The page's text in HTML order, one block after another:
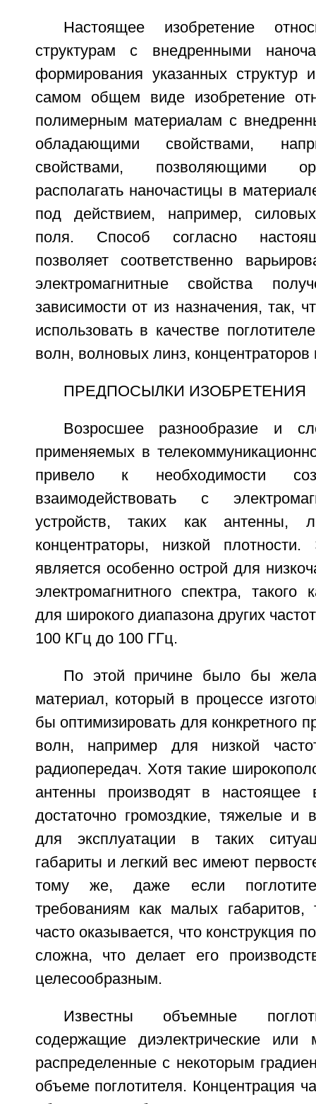
Настоящее изобретение
структурам с внедренными
формирования указанных
самом общем виде изобретение
полимерным материалам с
обладающими свойствами,
свойствами, позволяющими
располагать наночастицы в
под действием, например,
поля. Способ согласно
позволяет соответственно
электромагнитные свойства
зависимости от из назначения, так,
использовать в качестве
волн, волновых линз, концентраторов
ПРЕДПОСЫЛКИ ИЗОБРЕТЕНИЯ
Возросшее разнообразие и
применяемых в
привело к необходимости
взаимодействовать с
устройств, таких как антенны,
концентраторы, низкой плотности.
является особенно острой для
электромагнитного спектра, такого
для широкого диапазона других
100 КГц до 100 ГГц.
По этой причине было бы
материал, который в процессе
бы оптимизировать для конкретного
волн, например для низкой
радиопередач. Хотя такие
антенны производят в
достаточно громоздкие, тяжелые и
для эксплуатации в таких
габариты и легкий вес имеют
тому же, даже если
требованиям как малых габаритов,
часто оказывается, что конструкция
сложна, что делает его
целесообразным.
Известны объемные
содержащие диэлектрические или
распределенные с некоторым
объеме поглотителя. Концентрация